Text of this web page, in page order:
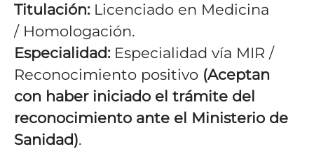
Titulación:Licenciado en Medicina
/ Homologación.
Especialidad:Especialidad vía MIR /
Reconocimiento positivo (Aceptan
con haber iniciado el trámite del
reconocimiento ante el Ministerio de
Sanidad).